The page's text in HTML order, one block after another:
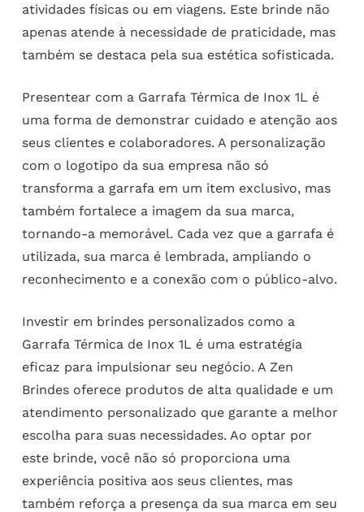
atividades físicas ou em viagens. Este brinde não
apenas atende à necessidade de praticidade, mas
também se destaca pela sua estética sofisticada.
Presentear com a Garrafa Térmica de Inox 1L é
uma forma de demonstrar cuidado e atenção aos
seus clientes e colaboradores. A personalização
com o logotipo da sua empresa não só
transforma a garrafa em um item exclusivo, mas
também fortalece a imagem da sua marca,
tornando-a memorável. Cada vez que a garrafa é
utilizada, sua marca é lembrada, ampliando o
reconhecimento e a conexão com o público-alvo.
Investir em brindes personalizados como a
Garrafa Térmica de Inox 1L é uma estratégia
eficaz para impulsionar seu negócio. A Zen
Brindes oferece produtos de alta qualidade e um
atendimento personalizado que garante a melhor
escolha para suas necessidades. Ao optar por
este brinde, você não só proporciona uma
experiência positiva aos seus clientes, mas
também reforça a presença da sua marca em seu